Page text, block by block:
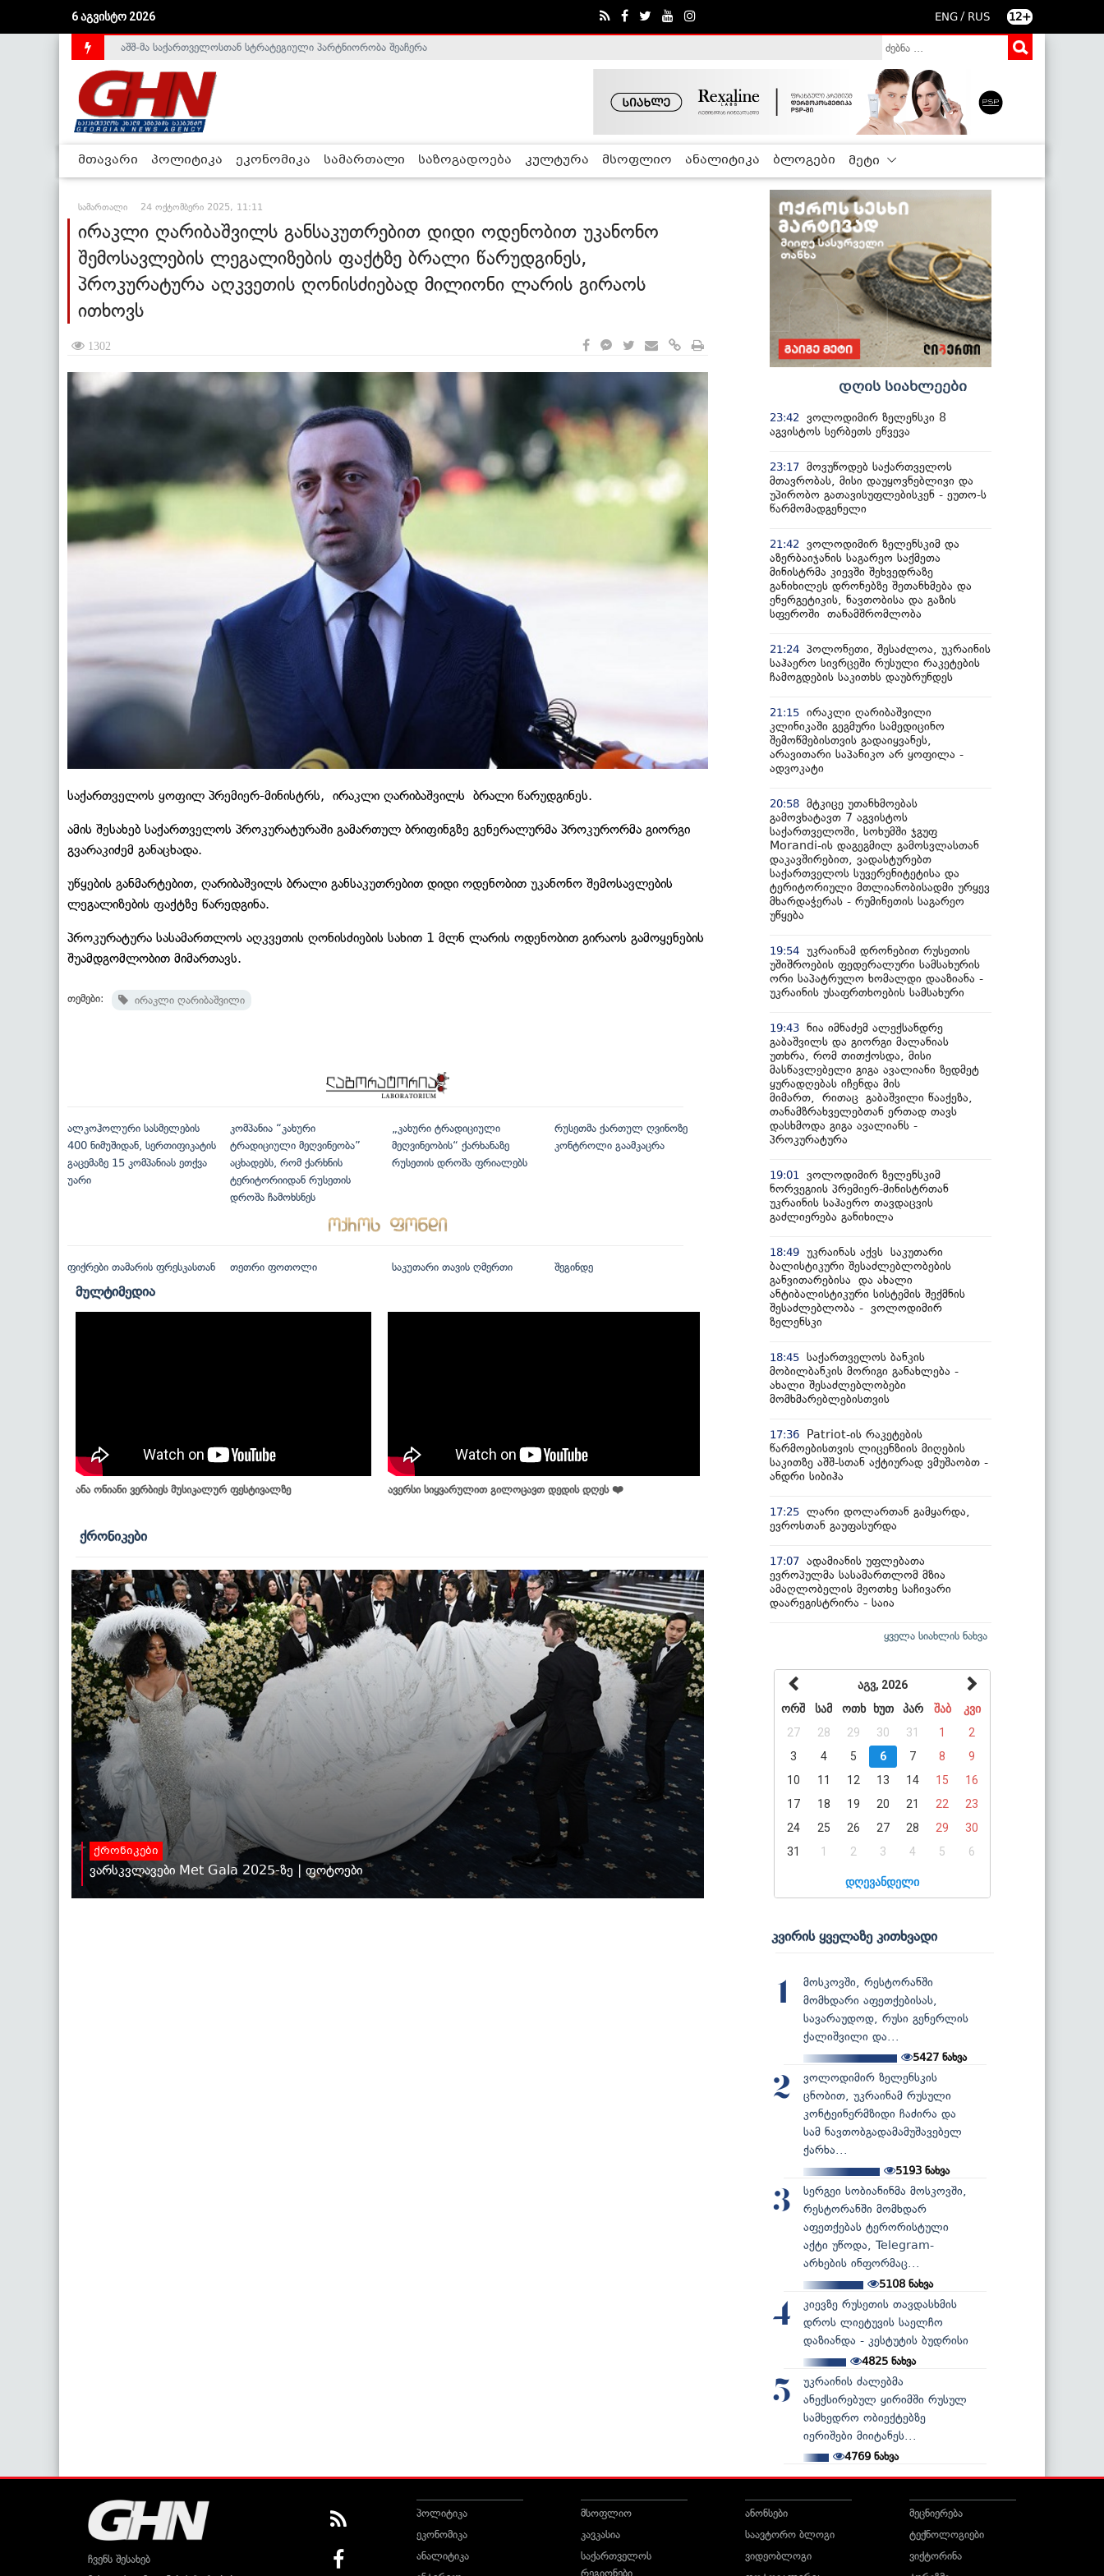
6 აგვისტო 2026 ENG / RUS 12+
საქართველოს დე-ფაქტო მთავრობა არალეგიტიმურია - ჰელსინკის კომისია
მთავარი პოლიტიკა ეკონომიკა სამართალი საზოგადოება კულტურა მსოფლიო ანალიტიკა ბლოგები მეტი
სამართალი 24 ოქტომბერი 2025, 11:11
ირაკლი ღარიბაშვილს განსაკუთრებით დიდი ოდენობით უკანონო
შემოსავლების ლეგალიზების ფაქტზე ბრალი წარუდგინეს,
პროკურატურა აღკვეთის ღონისძიებად მილიონი ლარის გირაოს
ითხოვს
1302
საქართველოს ყოფილ პრემიერ-მინისტრს, ირაკლი ღარიბაშვილს ბრალი წარუდგინეს.
ამის შესახებ საქართველოს პროკურატურაში გამართულ ბრიფინგზე გენერალურმა პროკურორმა გიორგი
გვარაკიძემ განაცხადა.
უწყების განმარტებით, ღარიბაშვილს ბრალი განსაკუთრებით დიდი ოდენობით უკანონო შემოსავლების
ლეგალიზების ფაქტზე წარედგინა.
პროკურატურა სასამართლოს აღკვეთის ღონისძიების სახით 1 მლნ ლარის ოდენობით გირაოს გამოყენების
შუამდგომლობით მიმართავს.
თემები: ირაკლი ღარიბაშვილი
ალკოჰოლური სასმელების
400 ნიმუშიდან, სერთიფიკატის
გაცემაზე 15 კომპანიას ეთქვა
უარი
კომპანია “კახური
ტრადიციული მეღვინეობა”
აცხადებს, რომ ქარხნის
ტერიტორიიდან რუსეთის
დროშა ჩამოხსნეს
„კახური ტრადიციული
მეღვინეობის“ ქარხანაზე
რუსეთის დროშა ფრიალებს
რუსეთმა ქართულ ღვინოზე
კონტროლი გაამკაცრა
ფიქრები თამარის ფრესკასთან თეთრი ფოთოლი საკუთარი თავის ღმერთი შეგინდე
მულტიმედია
ანა ონიანი ვერბიეს მუსიკალურ ფესტივალზე ავერსი სიყვარულით გილოცავთ დედის დღეს ❤️
ქრონიკები
ქრონიკები
ვარსკვლავები Met Gala 2025-ზე | ფოტოები
დღის სიახლეები
23:42
ვოლოდიმირ ზელენსკი 8
აგვისტოს სერბეთს ეწვევა
23:17 მოვუწოდებ საქართველოს
მთავრობას, მისი დაუყოვნებლივი და
უპირობო გათავისუფლებისკენ - ეუთო-ს
წარმომადგენელი
21:42
ვოლოდიმირ ზელენსკიმ და
აზერბაიჯანის საგარეო საქმეთა
მინისტრმა კიევში შეხვედრაზე
განიხილეს დრონებზე შეთანხმება და
ენერგეტიკის, ნავთობისა და გაზის
სფეროში თანამშრომლობა
21:24 პოლონეთი, შესაძლოა, უკრაინის
საჰაერო სივრცეში რუსული რაკეტების
ჩამოგდების საკითხს დაუბრუნდეს
21:15 ირაკლი ღარიბაშვილი
კლინიკაში გეგმური სამედიცინო
შემოწმებისთვის გადაიყვანეს,
არავითარი საპანიკო არ ყოფილა -
ადვოკატი
20:58 მტკიცე უთანხმოებას
გამოვხატავთ 7 აგვისტოს
საქართველოში, სოხუმში ჯგუფ
Morandi-ის დაგეგმილ გამოსვლასთან
დაკავშირებით, ვადასტურებთ
საქართველოს სუვერენიტეტისა და
ტერიტორიული მთლიანობისადმი ურყევ
მხარდაჭერას - რუმინეთის საგარეო
უწყება
19:54 უკრაინამ დრონებით რუსეთის
უშიშროების ფედერალური სამსახურის
ორი საპატრულო ხომალდი დააზიანა -
უკრაინის უსაფრთხოების სამსახური
19:43 ნია იმნაძემ ალექსანდრე
გაბაშვილს და გიორგი მალანიას
უთხრა, რომ თითქოსდა, მისი
მასწავლებელი გიგა ავალიანი ზედმეტ
ყურადღებას იჩენდა მის
მიმართ, რითაც გაბაშვილი წააქეზა,
თანამზრახველებთან ერთად თავს
დასხმოდა გიგა ავალიანს -
პროკურატურა
19:01
ვოლოდიმირ ზელენსკიმ
ნორვეგიის პრემიერ-მინისტრთან
უკრაინის საჰაერო თავდაცვის
გაძლიერება განიხილა
18:49 უკრაინას აქვს საკუთარი
ბალისტიკური შესაძლებლობების
განვითარებისა და ახალი
ანტიბალისტიკური სისტემის შექმნის
შესაძლებლობა - ვოლოდიმირ
ზელენსკი
18:45 საქართველოს ბანკის
მობილბანკის მორიგი განახლება -
ახალი შესაძლებლობები
მომხმარებლებისთვის
17:36
Patriot-ის რაკეტების
წარმოებისთვის ლიცენზიის მიღების
საკითზე აშშ-სთან აქტიურად ვმუშაობთ -
ანდრი სიბიჰა
17:25 ლარი დოლართან გამყარდა,
ევროსთან გაუფასურდა
17:07 ადამიანის უფლებათა
ევროპულმა სასამართლომ მზია
ამაღლობელის მეოთხე საჩივარი
დაარეგისტრირა - საია
ყველა სიახლის ნახვა
აგვ, 2026
ორშ
სამ ოთხ ხუთ პარ შაბ
კვი
27
28 29 30 31 1
2
3
4 5 6 7 8
9
10
11 12 13 14 15
16
17
18 19 20 21 22
23
24
25 26 27 28 29
30
31
1 2 3 4 5 6
დღევანდელი
კვირის ყველაზე კითხვადი
1
მოსკოვში, რესტორანში
მომხდარი აფეთქებისას,
სავარაუდოდ, რუსი გენერლის
ქალიშვილი და...
5427 ნახვა
2
ვოლოდიმირ ზელენსკის
ცნობით, უკრაინამ რუსული
კონტეინერმზიდი ჩაძირა და
სამ ნავთობგადამამუშავებელ
ქარხა...
5193 ნახვა
3
სერგეი სობიანინმა მოსკოვში,
რესტორანში მომხდარ
აფეთქებას ტერორისტული
აქტი უწოდა, Telegram-
არხების ინფორმაც...
5108ნახვა
4
კიევზე რუსეთის თავდასხმის
დროს ლიეტუვის საელჩო
დაზიანდა - კესტუტის ბუდრისი
4825ნახვა
5
უკრაინის ძალებმა
ანექსირებულ ყირიმში რუსულ
სამხედრო ობიექტებზე
იერიშები მიიტანეს...
4769 ნახვა
ჩვენს შესახებ
პოლიტიკა
ეკონომიკა
ანალიტიკა
მსოფლიო
კავკასია
საქართველოს
რეგიონები
ანონსები
საავტორო ბლოგი
ვიდეობლოგი
მეცნიერება
ტექნოლოგიები
ვიქტორინა